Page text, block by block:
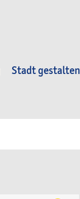
Stadt gestalten